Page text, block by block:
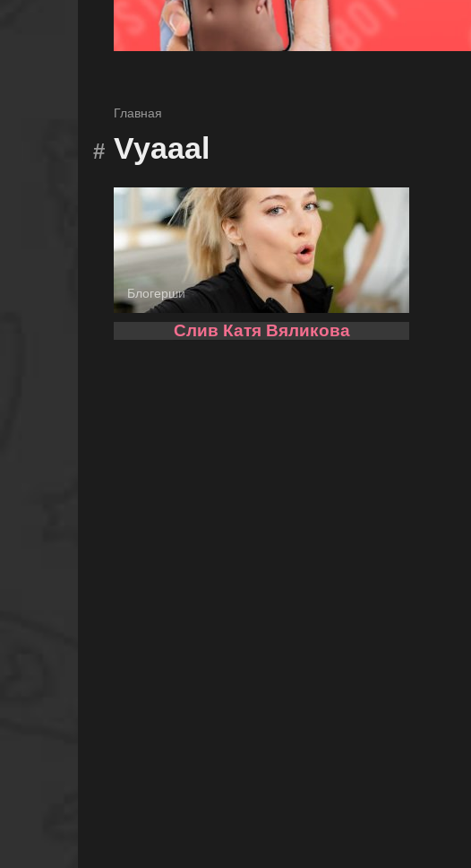
Главная
Vyaaal
Блогерши
Слив Катя Вяликова